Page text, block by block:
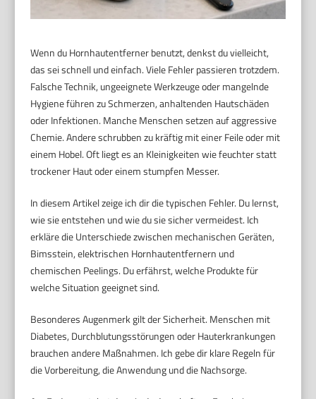
Wenn du Hornhautentferner benutzt, denkst du vielleicht,
das sei schnell und einfach. Viele Fehler passieren trotzdem.
Falsche Technik, ungeeignete Werkzeuge oder mangelnde
Hygiene führen zu Schmerzen, anhaltenden Hautschäden
oder Infektionen. Manche Menschen setzen auf aggressive
Chemie. Andere schrubben zu kräftig mit einer Feile oder mit
einem Hobel. Oft liegt es an Kleinigkeiten wie feuchter statt
trockener Haut oder einem stumpfen Messer.
In diesem Artikel zeige ich dir die typischen Fehler. Du lernst,
wie sie entstehen und wie du sie sicher vermeidest. Ich
erkläre die Unterschiede zwischen mechanischen Geräten,
Bimsstein, elektrischen Hornhautentfernern und
chemischen Peelings. Du erfährst, welche Produkte für
welche Situation geeignet sind.
Besonderes Augenmerk gilt der Sicherheit. Menschen mit
Diabetes, Durchblutungsstörungen oder Hauterkrankungen
brauchen andere Maßnahmen. Ich gebe dir klare Regeln für
die Vorbereitung, die Anwendung und die Nachsorge.